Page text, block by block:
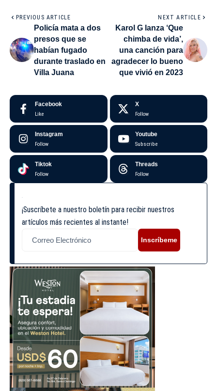
PREVIOUS ARTICLE
Policía mata a dos
presos que se
habían fugado
durante traslado en
Villa Juana
NEXT ARTICLE
Karol G lanza ‘Que
chimba de vida’,
una canción para
agradecer lo bueno
que vivió en 2023
Facebook
Like
X
Follow
Instagram
Follow
Youtube
Subscribe
Tiktok
Follow
Threads
Follow
¡Suscríbete a nuestro boletín para recibir nuestros
artículos más recientes al instante!
Inscríbeme